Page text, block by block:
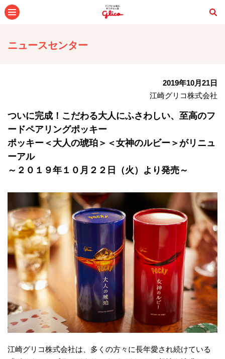
ニュースセンター
2019年10月21日
江崎グリコ株式会社
ついに完成！こだわる大人にふさわしい、至高のフ
ードペアリングポッキー
ポッキー＜大人の琥珀＞＜女神のルビー＞がリニュ
ーアル
～２０１９年１０月２２日（火）より発売～
江崎グリコ株式会社は、多くの方々に長年愛され続けている